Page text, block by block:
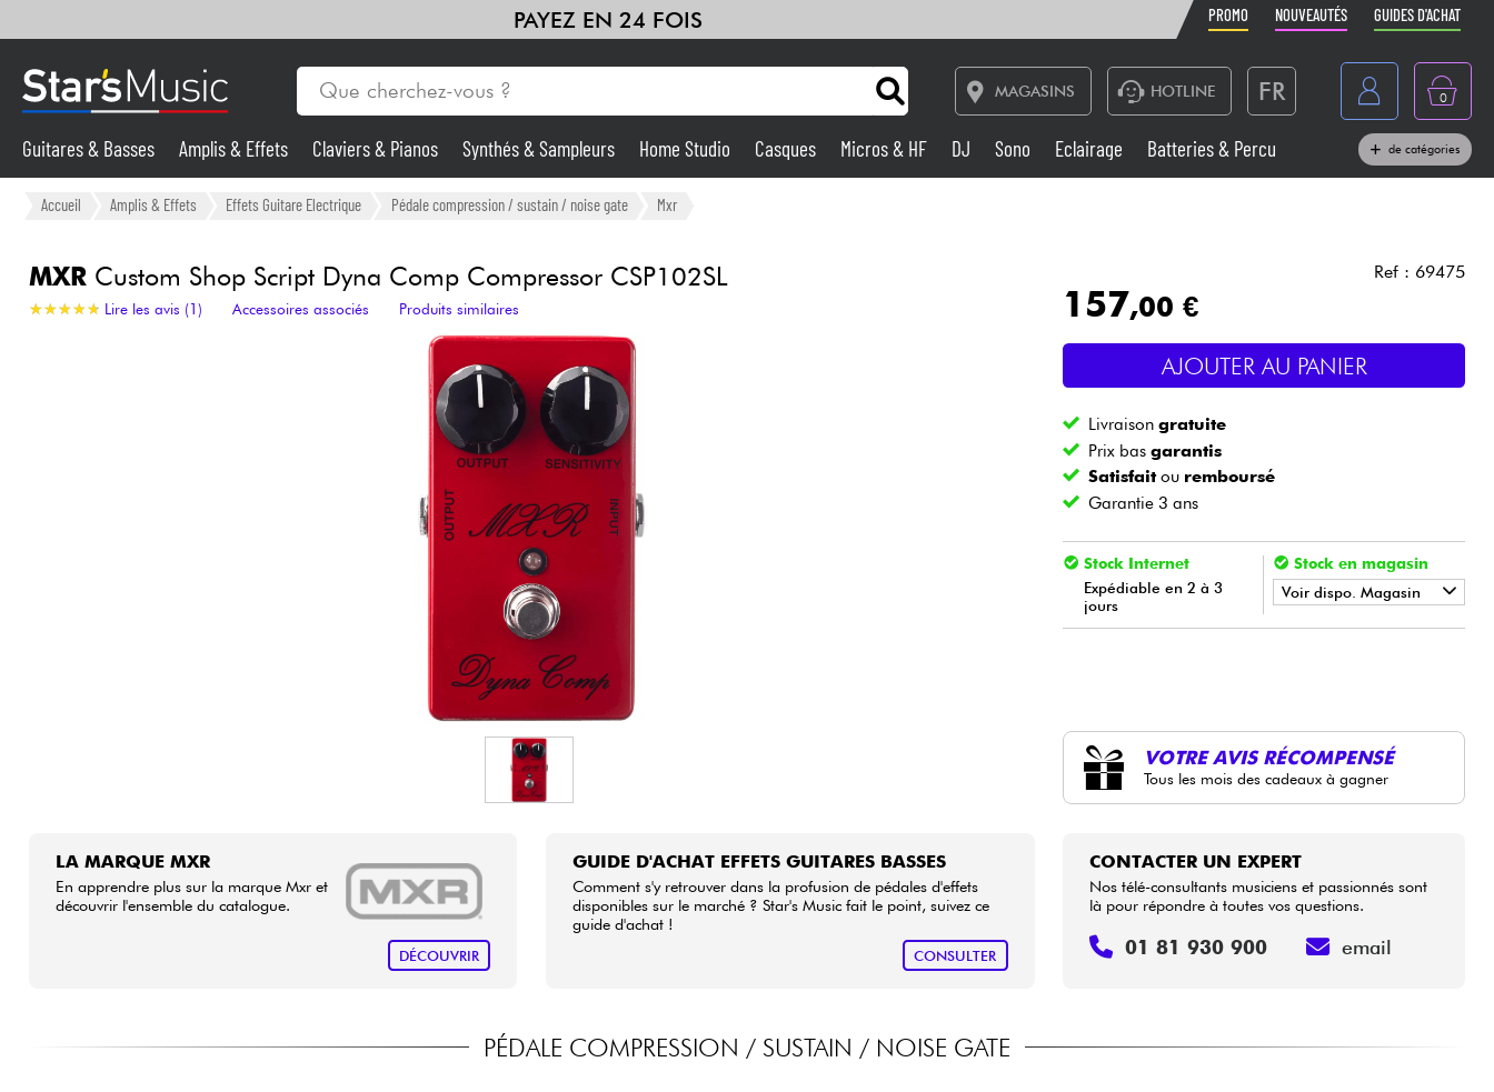
PAYEZ EN 24 FOIS PROMO NOUVEAUTÉS GUIDES D'ACHAT
MAGASINS HOTLINE FR
Belgique
België
Nederland
0
Guitares & Basses Amplis & Effets
Synthés & Sampleurs Home Studio
Micros & HF Sono
Batteries & Percu Vents
Eveil Musical Câbles & Access.
Packs
Guitares & Basses Amplis & Effets Claviers & Pianos Synthés & Sampleurs Home Studio Casques Micros & HF DJ Sono Eclairage
Batteries & Percu
de catégories
Accueil Amplis & Effets Effets Guitare Electrique Pédale compression / sustain / noise gate Mxr
MXRCustom Shop Script Dyna Comp Compressor CSP102SL
★★★★★
★★★★★ Lire les avis (1) Accessoires associés Produits similaires
Ref : 69475
157,00 €
AJOUTER AU PANIER
Livraisongratuite
Prix basgarantis
Satisfaitou remboursé
Garantie 3 ans
Stock Internet
Expédiable en 2 à 3
jours
Stock en magasin
Voir dispo. Magasin
•
VOTRE AVIS RÉCOMPENSÉ
Tous les mois des cadeaux à gagner
LA MARQUE MXR
En apprendre plus sur la marque Mxr et
découvrir l'ensemble du catalogue.
DÉCOUVRIR
GUIDE D'ACHAT EFFETS GUITARES BASSES
Comment s'y retrouver dans la profusion de pédales d'effets
disponibles sur le marché ? Star's Music fait le point, suivez ce
guide d'achat !
CONSULTER
CONTACTER UN EXPERT
Nos télé-consultants musiciens et passionnés sont
là pour répondre à toutes vos questions.
01 81 930 900 email
PÉDALE COMPRESSION / SUSTAIN / NOISE GATE